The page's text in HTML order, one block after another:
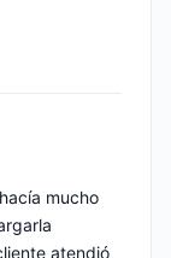
mucho
atendió